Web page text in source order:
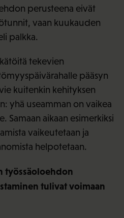
perusteena eivät
vaan kuukauden
palkka.
tekevien
pääsyn
kuitenkin kehityksen
yhä useamman on vaikea
Samaan aikaan esimerkiksi
vaikeutetaan ja
helpotetaan.
työssäoloehdon
tulivat voimaan